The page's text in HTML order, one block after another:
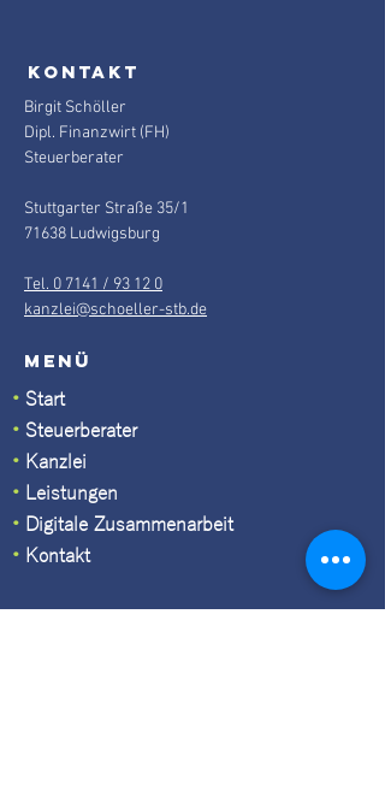
KONTAKT
Birgit Schöller
Dipl. Finanzwirt (FH)
Steuerberater
Stuttgarter Straße 35/1
71638 Ludwigsburg
Tel. 0 7141 / 93 12 0
kanzlei@schoeller-stb.de
Menü
• Start
• Steuerberater
• Kanzlei
• Leistungen
• Digitale Zusammenarbeit
• Kontakt